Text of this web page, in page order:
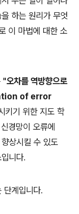
하는 원리가 무엇
이 마법에 대한 소
"오차를 역방향으로
of error
키기 위한 지도 학
경망이 오류에
상시킬 수 있도
니다.
단계입니다.